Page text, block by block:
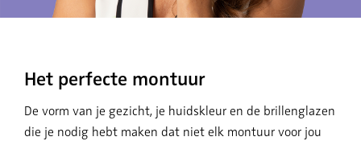
Het perfecte montuur
De vorm van je gezicht, je huidskleur en de brillenglazen
die je nodig hebt maken dat niet elk montuur voor jou